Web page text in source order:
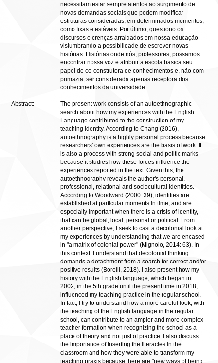
necessitam estar sempre atentos ao surgimento de
novas demandas sociais que podem modificar
estruturas consideradas, em determinados momentos,
como fixas e estáveis. Por último, questiono os
discursos e crenças arraigados em nossa educação
vislumbrando a possibilidade de escrever novas
histórias. Histórias onde nós, professores, possamos
encontrar nossa voz e atribuir à escola básica seu
papel de co-construtora de conhecimentos e, não com
primazia, ser considerada apenas receptora dos
conhecimentos da universidade.
Abstract:
The present work consists of an autoethnographic
search about how my experiences with the English
Language contributed to the construction of my
teaching identity. According to Chang (2016),
autoethnography is a highly personal process because
researchers' own experiences are the basis of work. It
is also a process with strong social and politic marks
because it studies how these forces influence the
experiences reported in the text. Given this, the
autoethnography reveals the author's personal,
professional, relational and sociocultural identities.
According to Woodward (2000: 39), identities are
established at particular moments in time, and are
especially important when there is a crisis of identity,
that can be global, local, personal or political. From
another perspective, I seek to cast a decolonial look at
my experiences by understanding that we are encased
in "a matrix of colonial power" (Mignolo, 2014: 63). In
this context, I understand that decolonial thinking
demands a detachment from a search for correct and/or
positive results (Borelli, 2018). I also present how my
history with the English language, which began in
2002, in the 5th grade until the present time in 2018,
influenced my teaching practice in the regular school.
In fact, I try to understand how a more careful look, with
the teaching of the English language in the regular
school, can contribute to an ampler and more complex
teacher formation when recognizing the school as a
place of theory and not just of practice. I also discuss
the importance of inserting the literacies in the
classroom and how they were able to transform my
teaching praxis because there are "new ways of being,